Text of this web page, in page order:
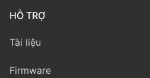
HỖ TRỢ
Tài liệu
Firmware